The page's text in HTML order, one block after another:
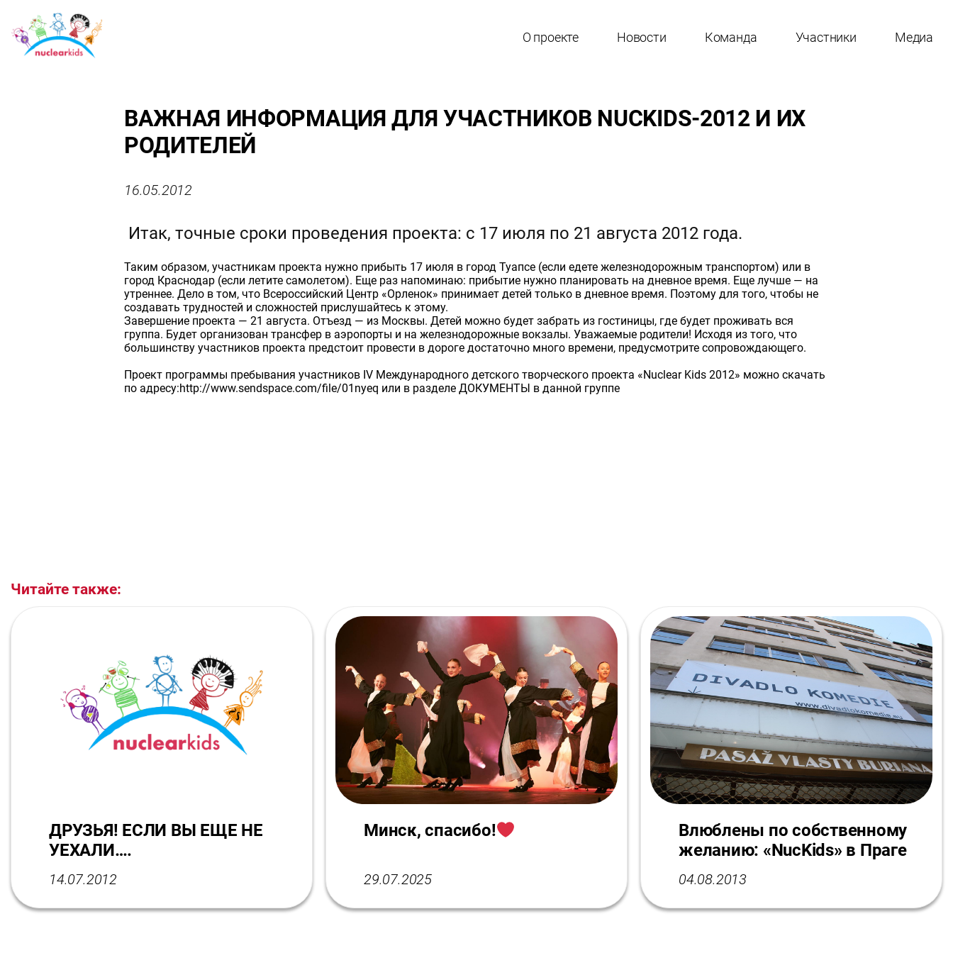
О проекте Новости Команда Участники Медиа
ВАЖНАЯ ИНФОРМАЦИЯ ДЛЯ УЧАСТНИКОВ NUCKIDS-2012 И ИХ
РОДИТЕЛЕЙ
16.05.2012
Итак, точные сроки проведения проекта: с 17 июля по 21 августа 2012 года.
Таким образом, участникам проекта нужно прибыть 17 июля в город Туапсе (если едете железнодорожным транспортом) или в
город Краснодар (если летите самолетом). Еще раз напоминаю: прибытие нужно планировать на дневное время. Еще лучше — на
утреннее. Дело в том, что Всероссийский Центр «Орленок» принимает детей только в дневное время. Поэтому для того, чтобы не
создавать трудностей и сложностей прислушайтесь к этому.
Завершение проекта — 21 августа. Отъезд — из Москвы. Детей можно будет забрать из гостиницы, где будет проживать вся
группа. Будет организован трансфер в аэропорты и на железнодорожные вокзалы. Уважаемые родители! Исходя из того, что
большинству участников проекта предстоит провести в дороге достаточно много времени, предусмотрите сопровождающего.
Проект программы пребывания участников IV Международного детского творческого проекта «Nuclear Kids 2012» можно скачать
по адресу:http://www.sendspace.com/file/01nyeq или в разделе ДОКУМЕНТЫ в данной группе
Читайте также:
ДРУЗЬЯ! ЕСЛИ ВЫ ЕЩЕ НЕ
УЕХАЛИ….
14.07.2012
Минск, спасибо!
29.07.2025
Влюблены по собственному
желанию: «NucKids» в Праге
04.08.2013